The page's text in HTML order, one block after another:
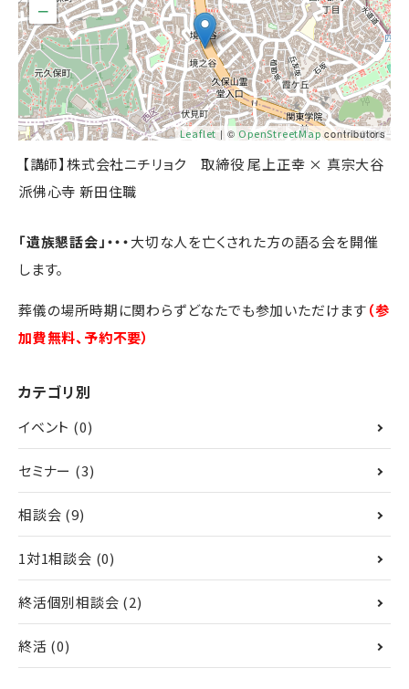
−
Leaflet | © OpenStreetMapcontributors
【講師】株式会社ニチリョク 取締役 尾上正幸 × 真宗大谷
派佛心寺 新田住職
「遺族懇話会」・・・大切な人を亡くされた方の語る会を開催
します。
葬儀の場所時期に関わらずどなたでも参加いただけます（参
加費無料、予約不要）
カテゴリ別
イベント (0)
セミナー (3)
相談会 (9)
1対1相談会 (0)
終活個別相談会 (2)
終活 (0)